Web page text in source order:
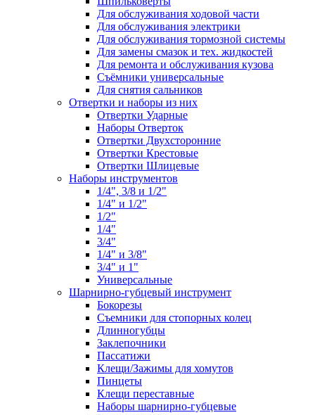
Для обслуживания ходовой части
Для обслуживания электрики
Для обслуживания тормозной системы
Для замены смазок и тех. жидкостей
Для ремонта и обслуживания кузова
Съёмники универсальные
Для снятия сальников
Отвертки и наборы из них
Отвертки Ударные
Наборы Отверток
Отвертки Двухсторонние
Отвертки Крестовые
Отвертки Шлицевые
Наборы инструментов
1/4", 3/8 и 1/2"
1/4" и 1/2"
1/2"
1/4"
3/4"
1/4" и 3/8"
3/4" и 1"
Универсальные
Шарнирно-губцевый инструмент
Бокорезы
Съемники для стопорных колец
Длинногубцы
Заклепочники
Пассатижи
Клещи/Зажимы для хомутов
Пинцеты
Клещи переставные
Наборы шарнирно-губцевые